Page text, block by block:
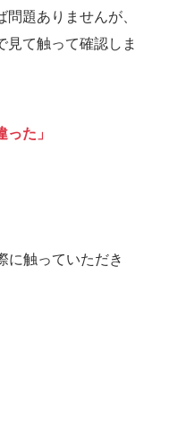
題ありませんが、
見て触って確認しま
た」
に触っていただき